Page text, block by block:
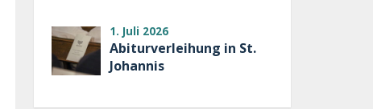
1. Juli 2026
Abiturverleihung in St.
Johannis